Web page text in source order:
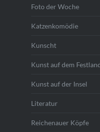
Foto der Woche
Katzenkomödie
Kunscht
Kunst auf dem
Kunst auf der Insel
Literatur
Reichenauer Köpfe